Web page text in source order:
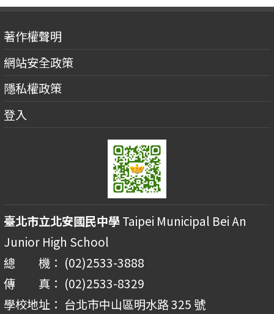
著作權聲明
網站安全政策
隱私權政策
登入
臺北市立北安國民中學Taipei Municipal Bei An
Junior High School
總 機： (02)2533-3888
傳 真： (02)2533-8329
學校地址： 台北市中山區明水路 325 號